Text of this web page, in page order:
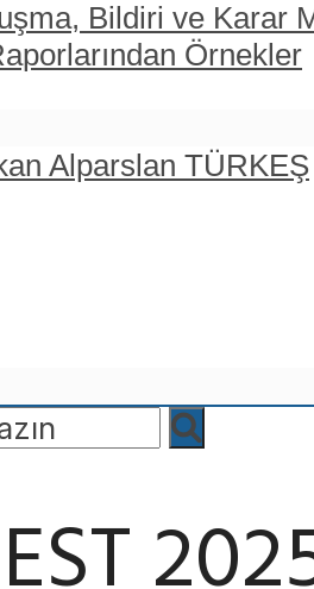
Bildiri ve Karar
Örnekler
Alparslan TÜRKEŞ